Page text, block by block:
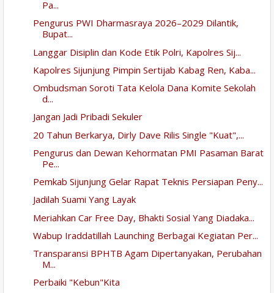
Pa...
Pengurus PWI Dharmasraya 2026–2029 Dilantik,
Bupat...
Langgar Disiplin dan Kode Etik Polri, Kapolres Sij...
Kapolres Sijunjung Pimpin Sertijab Kabag Ren, Kaba...
Ombudsman Soroti Tata Kelola Dana Komite Sekolah
d...
Jangan Jadi Pribadi Sekuler
20 Tahun Berkarya, Dirly Dave Rilis Single "Kuat",...
Pengurus dan Dewan Kehormatan PMI Pasaman Barat
Pe...
Pemkab Sijunjung Gelar Rapat Teknis Persiapan Peny...
Jadilah Suami Yang Layak
Meriahkan Car Free Day, Bhakti Sosial Yang Diadaka...
Wabup Iraddatillah Launching Berbagai Kegiatan Per...
Transparansi BPHTB Agam Dipertanyakan, Perubahan
M...
Perbaiki "Kebun"Kita